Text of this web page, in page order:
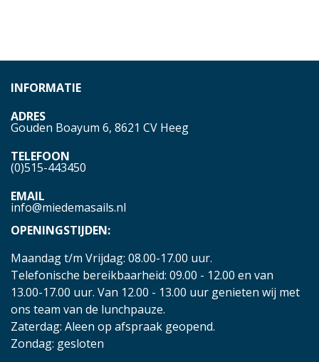
INFORMATIE
ADRES
Gouden Boayum 6, 8621 CV Heeg
TELEFOON
(0)515-443450
EMAIL
info@miedemasails.nl
OPENINGSTIJDEN:
Maandag t/m Vrijdag: 08.00-17.00 uur.
Telefonische bereikbaarheid: 09.00 - 12.00 en van
13.00-17.00 uur. Van 12.00 - 13.00 uur genieten wij met
ons team van de lunchpauze.
Zaterdag: Aleen op afspraak geopend.
Zondag: gesloten